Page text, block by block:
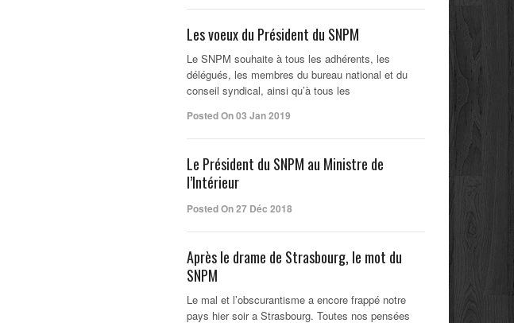
Les voeux du Président du SNPM
Le SNPM souhaite à tous les adhérents, les
délégués, les membres du bureau national et du
conseil syndical, ainsi qu’à tous les
Posted On 03 Jan 2019
Le Président du SNPM au Ministre de
l’Intérieur
Posted On 27 Déc 2018
Après le drame de Strasbourg, le mot du
SNPM
Le mal et l’obscurantisme a encore frappé notre
pays hier soir a Strasbourg. Toutes nos pensées